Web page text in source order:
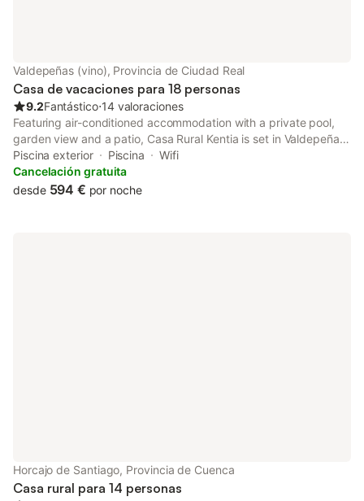
Valdepeñas (vino), Provincia de Ciudad Real
Casa de vacaciones para 18 personas
9.2Fantástico⋅14 valoraciones
Featuring air-conditioned accommodation with a private pool,
garden view and a patio, Casa Rural Kentia is set in Valdepeñas.
Boasting a shared kitchen, this property also provides guests
with a picnic area.
Piscina exterior Piscina
Wifi
Cancelación gratuita
desde 594 € por noche
Horcajo de Santiago, Provincia de Cuenca
Casa rural para 14 personas